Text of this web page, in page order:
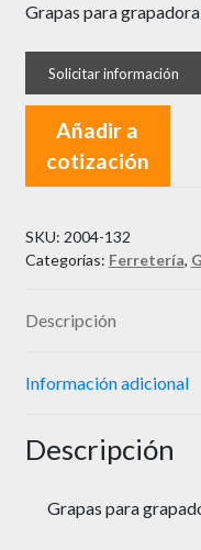
Grapas para grapadora
Añadir a
cotización
SKU: 2004-132
Categorías: Ferretería,
Descripción
Información adicional
Descripción
Grapas para